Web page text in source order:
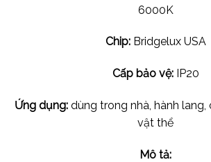
6000K
Chip:Bridgelux USA
Cấp bảo vệ:IP20
Ứng dụng: dùng trong nhà, hành lang,
vật thể
Mô tả: